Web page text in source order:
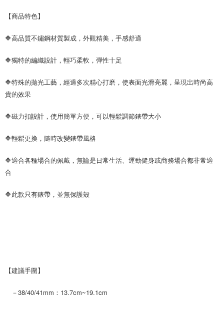
【商品特色】
🔶高品質不鏽鋼材質製成，外觀精美，手感舒適
🔶獨特的編織設計，輕巧柔軟，彈性十足
🔶特殊的拋光工藝，經過多次精心打磨，使表面光滑亮麗，呈現出時尚高
貴的效果
🔶磁力扣設計，使用簡單方便，可以輕鬆調節錶帶大小
🔶輕鬆更換，隨時改變錶帶風格
🔶適合各種場合的佩戴，無論是日常生活、運動健身或商務場合都非常適
合
🔶此款只有錶帶，並無保護殼
【建議手圍】
－38/40/41mm：13.7cm~19.1cm